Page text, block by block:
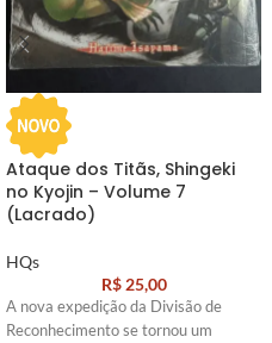
Ataque dos Titãs, Shingeki
no Kyojin – Volume 7
(Lacrado)
HQs
R$25,00
A nova expedição da Divisão de
Reconhecimento se tornou um